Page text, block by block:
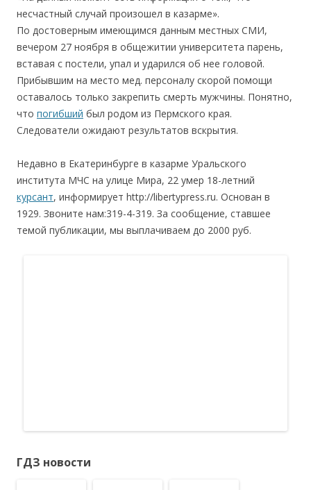
несчастный случай произошел в казарме».
По достоверным имеющимся данным местных СМИ,
вечером 27 ноября в общежитии университета парень,
вставая с постели, упал и ударился об нее головой.
Прибывшим на место мед. персоналу скорой помощи
оставалось только закрепить смерть мужчины. Понятно,
что погибший был родом из Пермского края.
Следователи ожидают результатов вскрытия.
Недавно в Екатеринбурге в казарме Уральского
института МЧС на улице Мира, 22 умер 18-летний
курсант, информирует http://libertypress.ru. Основан в
1929. Звоните нам:319-4-319. За сообщение, ставшее
темой публикации, мы выплачиваем до 2000 руб.
ГДЗ новости